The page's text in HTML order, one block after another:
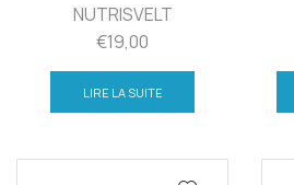
NUTRISVELT
€19,00
LIRE LA SUITE